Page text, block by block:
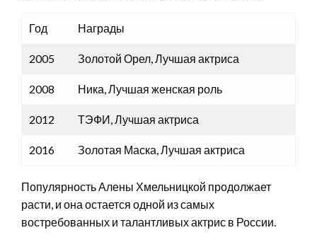
Год Награды
2005 Золотой Орел, Лучшая актриса
2008 Ника, Лучшая женская роль
2012 ТЭФИ, Лучшая актриса
2016 Золотая Маска, Лучшая актриса
Популярность Алены Хмельницкой продолжает
расти, и она остается одной из самых
востребованных и талантливых актрис в России.